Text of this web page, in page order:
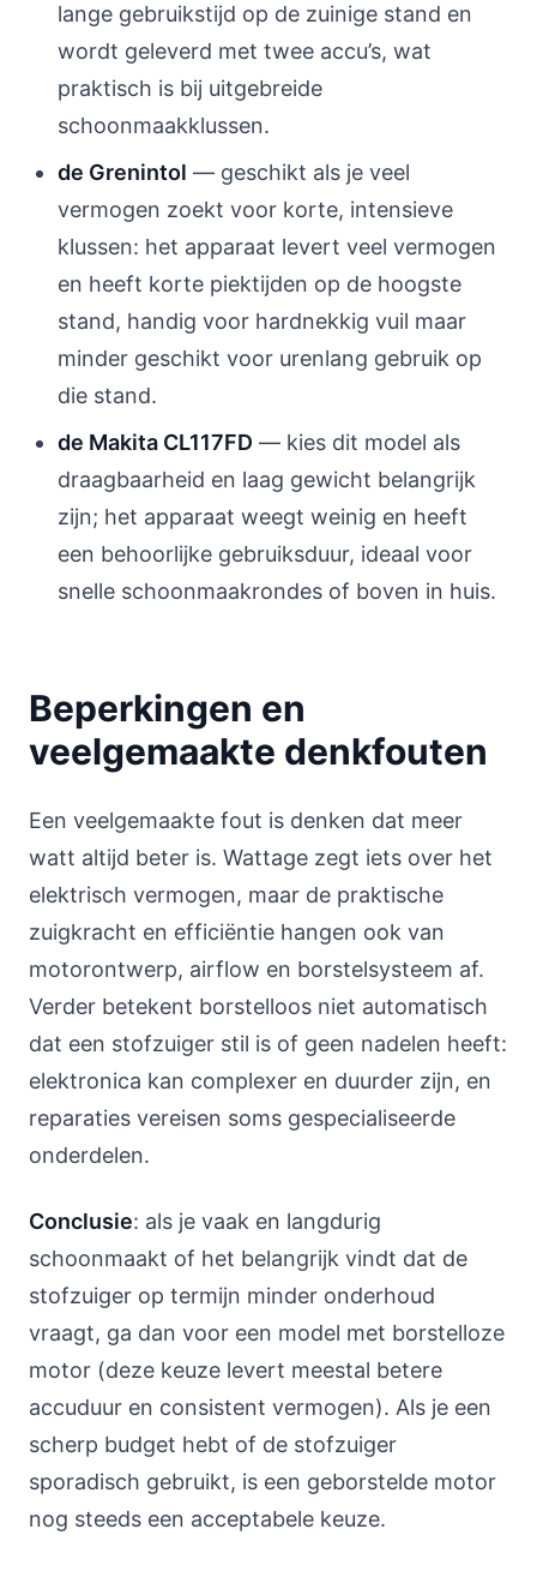
lange gebruikstijd op de zuinige stand en
wordt geleverd met twee accu’s, wat
praktisch is bij uitgebreide
schoonmaakklussen.
de Grenintol — geschikt als je veel
vermogen zoekt voor korte, intensieve
klussen: het apparaat levert veel vermogen
en heeft korte piektijden op de hoogste
stand, handig voor hardnekkig vuil maar
minder geschikt voor urenlang gebruik op
die stand.
de Makita CL117FD — kies dit model als
draagbaarheid en laag gewicht belangrijk
zijn; het apparaat weegt weinig en heeft
een behoorlijke gebruiksduur, ideaal voor
snelle schoonmaakrondes of boven in huis.
Beperkingen en
veelgemaakte denkfouten
Een veelgemaakte fout is denken dat meer
watt altijd beter is. Wattage zegt iets over het
elektrisch vermogen, maar de praktische
zuigkracht en efficiëntie hangen ook van
motorontwerp, airflow en borstelsysteem af.
Verder betekent borstelloos niet automatisch
dat een stofzuiger stil is of geen nadelen heeft:
elektronica kan complexer en duurder zijn, en
reparaties vereisen soms gespecialiseerde
onderdelen.
Conclusie: als je vaak en langdurig
schoonmaakt of het belangrijk vindt dat de
stofzuiger op termijn minder onderhoud
vraagt, ga dan voor een model met borstelloze
motor (deze keuze levert meestal betere
accuduur en consistent vermogen). Als je een
scherp budget hebt of de stofzuiger
sporadisch gebruikt, is een geborstelde motor
nog steeds een acceptabele keuze.